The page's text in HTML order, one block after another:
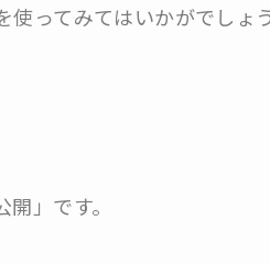
ってみてはいかがでしょ
」です。